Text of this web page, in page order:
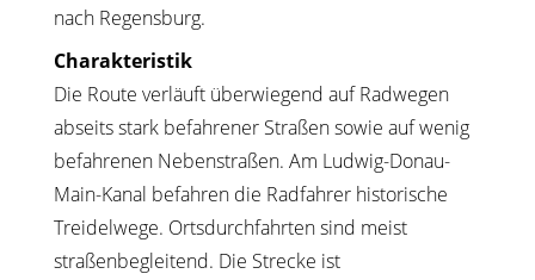
nach Regensburg.
Charakteristik
Die Route verläuft überwiegend auf Radwegen
abseits stark befahrener Straßen sowie auf wenig
befahrenen Nebenstraßen. Am Ludwig-Donau-
Main-Kanal befahren die Radfahrer historische
Treidelwege. Ortsdurchfahrten sind meist
straßenbegleitend. Die Strecke ist